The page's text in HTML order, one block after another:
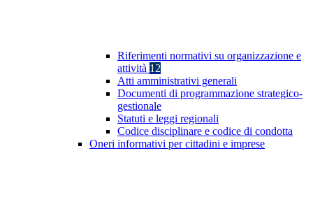
Riferimenti normativi su organizzazione e
attività 12
Atti amministrativi generali
Documenti di programmazione strategico-
gestionale
Statuti e leggi regionali
Codice disciplinare e codice di condotta
Oneri informativi per cittadini e imprese